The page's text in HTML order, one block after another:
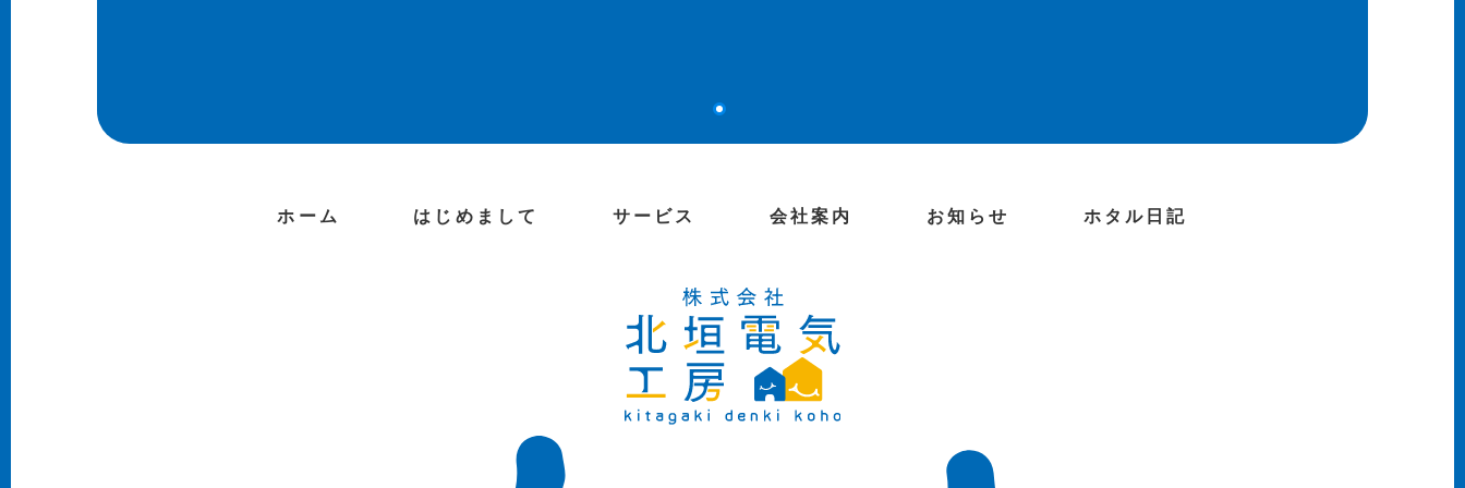
ホーム はじめまして サービス 会社案内 お知らせ ホタル日記